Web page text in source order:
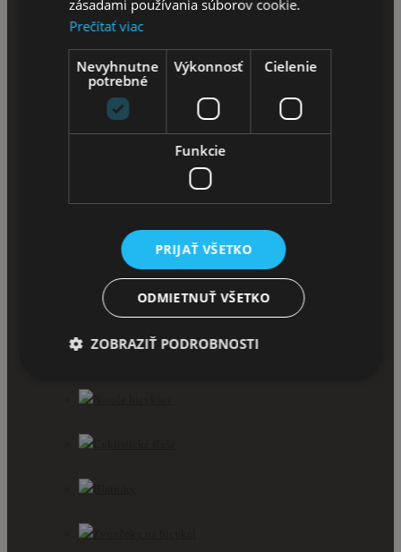
Krossový Bicykel 29"
Trekingové bicykle
Trekingové Bicykle 26''
Trekingové Bicykle 28''
Skladacie bicykle
Príslušenstvo pre bicykle
Košíky
Cyklistické sedačky a vozíky
zásadami používania súborov cookie.
Prečítať viac
Nevyhnutne
potrebné
Výkonnosť Cielenie
Funkcie
PRIJAŤ VŠETKO
ODMIETNUŤ VŠETKO
ZOBRAZIŤ PODROBNOSTI